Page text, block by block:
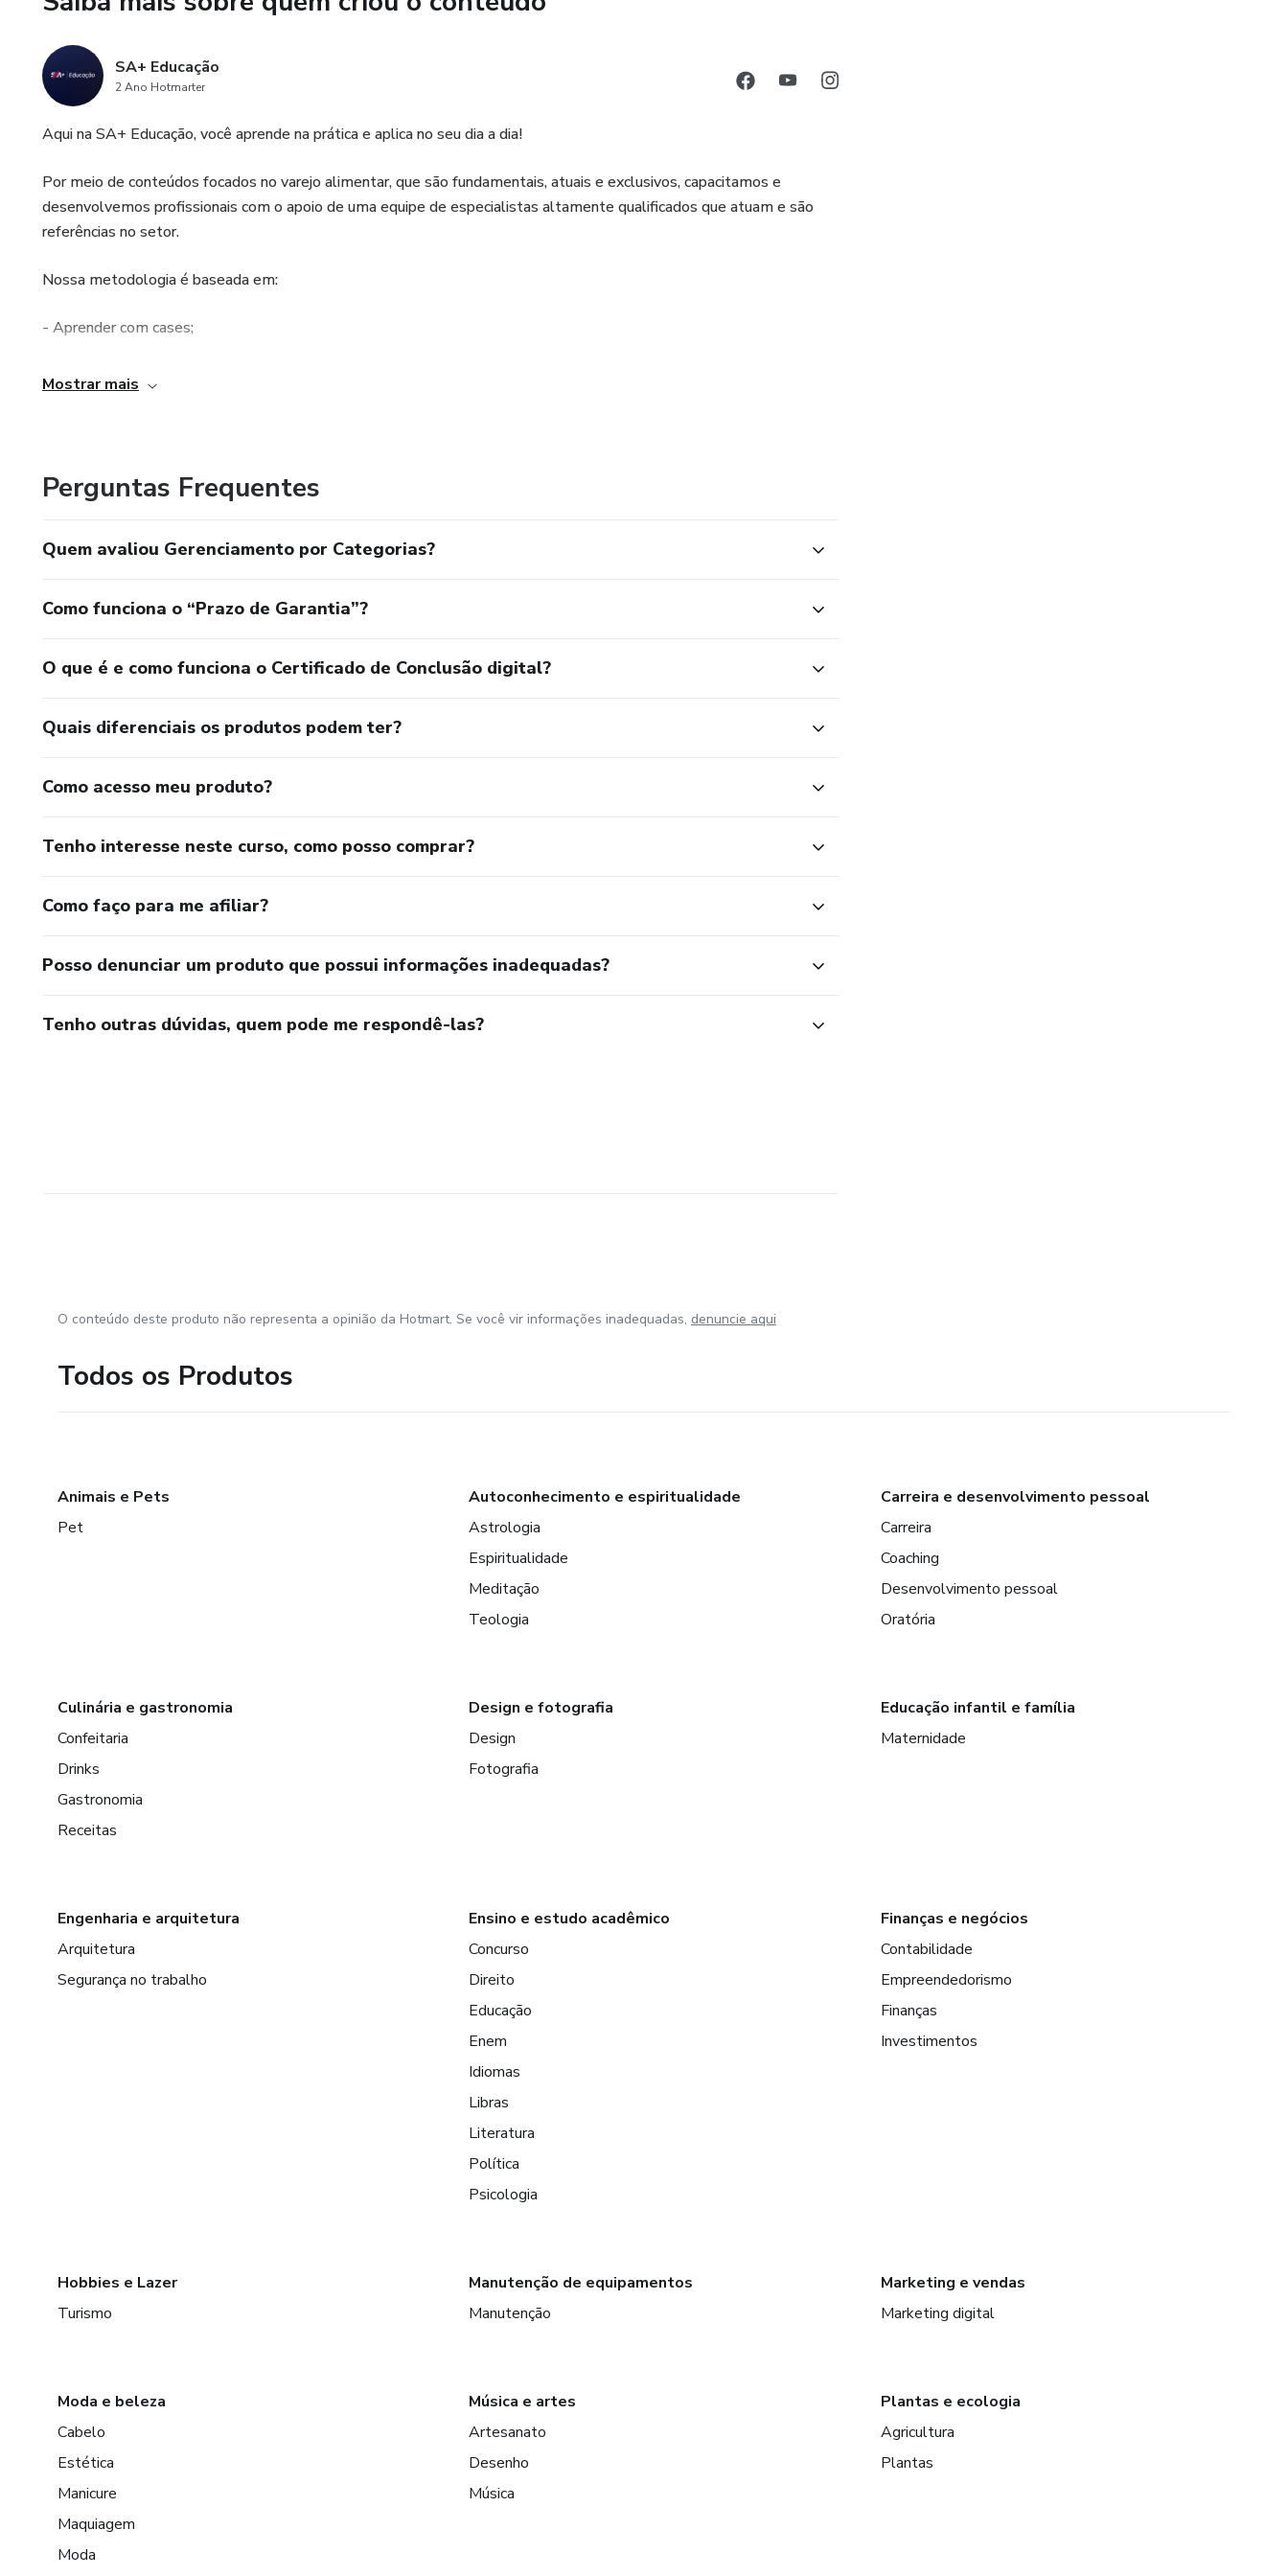
Explorar cases de sucesso e estratégias comprovadas para aumentar vendas e reduzir
promovendo a inovação e o crescimento.
SA+ Educação
2 Ano Hotmarter
Aqui na SA+ Educação, você aprende na prática e aplica no seu dia a dia!
Por meio de conteúdos focados no varejo alimentar, que são fundamentais, atuais e exclusivos, capacitamos e
desenvolvemos profissionais com o apoio de uma equipe de especialistas altamente qualificados que atuam e são
referências no setor.
Nossa metodologia é baseada em:
- Aprender com cases;
- Troca de experiências e debates com executivos líderes do setor;
Estude onde e quando quiser e obtenha o seu certificado de conclusão!
Mostrar mais
Perguntas Frequentes
Quem avaliou Gerenciamento por Categorias?
Como funciona o “Prazo de Garantia”?
O que é e como funciona o Certificado de Conclusão digital?
Quais diferenciais os produtos podem ter?
Como acesso meu produto?
Tenho interesse neste curso, como posso comprar?
Como faço para me afiliar?
Posso denunciar um produto que possui informações inadequadas?
Tenho outras dúvidas, quem pode me respondê-las?
O conteúdo deste produto não representa a opinião da Hotmart. Se você vir informações inadequadas, denuncie aqui
Todos os Produtos
Animais e Pets
Pet
Autoconhecimento e espiritualidade
Astrologia
Espiritualidade
Meditação
Teologia
Carreira e desenvolvimento pessoal
Carreira
Coaching
Desenvolvimento pessoal
Oratória
Culinária e gastronomia
Confeitaria
Drinks
Gastronomia
Receitas
Design e fotografia
Design
Fotografia
Educação infantil e família
Maternidade
Engenharia e arquitetura
Arquitetura
Segurança no trabalho
Ensino e estudo acadêmico
Concurso
Direito
Educação
Enem
Idiomas
Libras
Literatura
Política
Psicologia
Finanças e negócios
Contabilidade
Empreendedorismo
Finanças
Investimentos
Hobbies e Lazer
Turismo
Manutenção de equipamentos
Manutenção
Marketing e vendas
Marketing digital
Moda e beleza
Cabelo
Estética
Manicure
Maquiagem
Moda
Música e artes
Artesanato
Desenho
Música
Plantas e ecologia
Agricultura
Plantas